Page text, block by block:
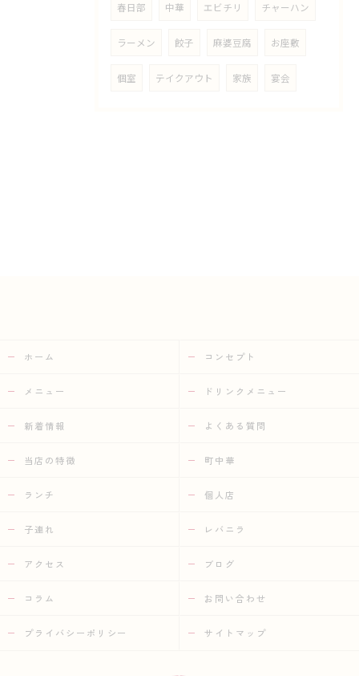
春日部 中華 エビチリ チャーハン
ラーメン 餃子 麻婆豆腐 お座敷
個室 テイクアウト 家族 宴会
ホーム コンセプト
メニュー ドリンクメニュー
新着情報 よくある質問
当店の特徴 町中華
ランチ 個人店
子連れ レバニラ
アクセス ブログ
コラム お問い合わせ
プライバシーポリシー サイトマップ